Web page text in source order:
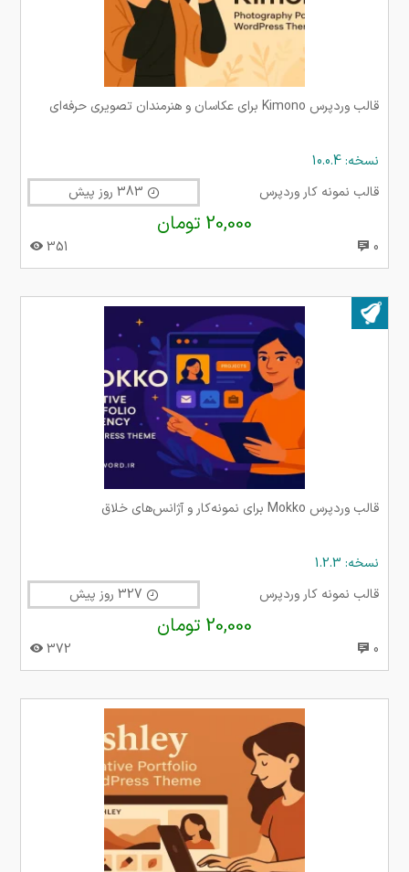
قالب وردپرس Kimono برای عکاسان و هنرمندان تصویری حرفه‌ای
نسخه: 10.0.4
قالب نمونه کار وردپرس
20,000 تومان
0
351
قالب وردپرس Mokko برای نمونه‌کار و آژانس‌های خلاق
نسخه: 1.2.3
قالب نمونه کار وردپرس
20,000 تومان
0
372